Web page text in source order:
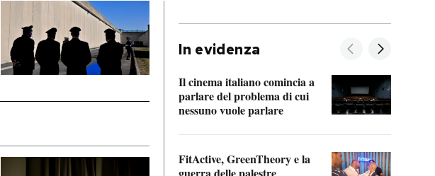
In evidenza
Il cinema italiano comincia a
parlare del problema di cui
nessuno vuole parlare
FitActive, GreenTheory e la